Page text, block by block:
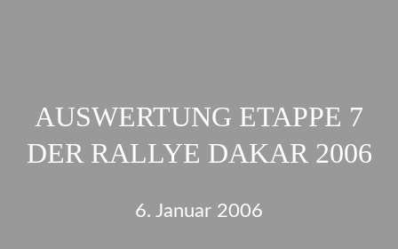
AUSWERTUNG ETAPPE 7
DER RALLYE DAKAR 2006
6. Januar 2006